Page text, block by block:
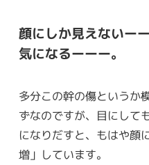
顔にしか見えないーー
気になるーーー。
多分この幹の傷というか
ずなのですが、目にして
になりだすと、もはや顔
増」しています。